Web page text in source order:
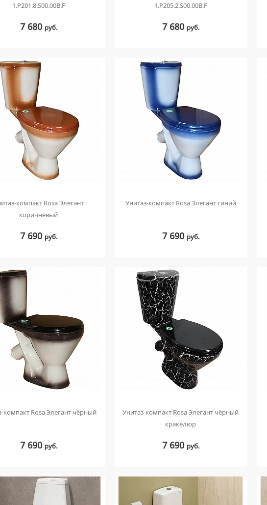
1.P201.8.S00.00B.F
7 680 руб.
1.P205.2.S00.00B.F
7 680 руб.
компакт Rosa Элегант
коричневый
7 690 руб.
Унитаз-компакт Rosa Элегант синий
7 690 руб.
компакт Rosa Элегант чёрный
7 690 руб.
Унитаз-компакт Rosa Элегант чёрный
кракелюр
7 690 руб.